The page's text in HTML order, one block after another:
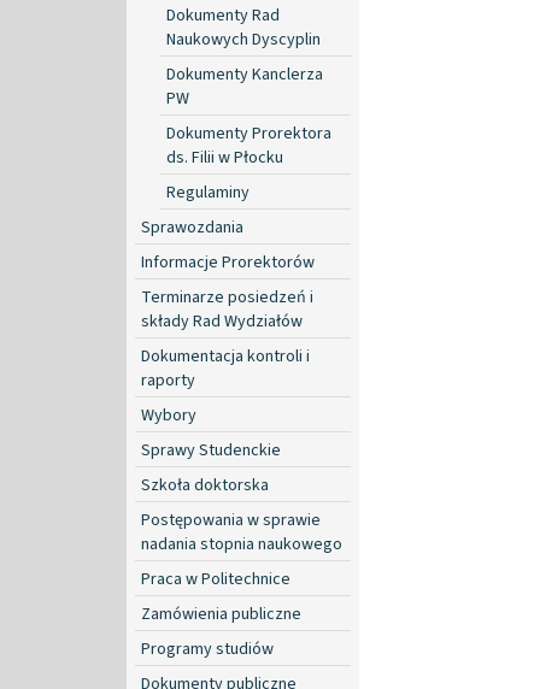
Dokumenty Rad
Naukowych Dyscyplin
Dokumenty Kanclerza
PW
Dokumenty Prorektora
ds. Filii w Płocku
Regulaminy
Sprawozdania
Informacje Prorektorów
Terminarze posiedzeń i
składy Rad Wydziałów
Dokumentacja kontroli i
raporty
Wybory
Sprawy Studenckie
Szkoła doktorska
Postępowania w sprawie
nadania stopnia naukowego
Praca w Politechnice
Zamówienia publiczne
Programy studiów
Dokumenty publiczne